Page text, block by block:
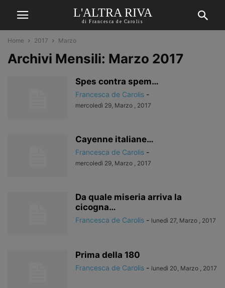
L'ALTRA RIVA
di Francesca de Carolis
Home 2017 Marzo
Archivi Mensili: Marzo 2017
Spes contra spem…
Francesca de Carolis -
mercoledì 29, Marzo , 2017
Cayenne italiane…
Francesca de Carolis -
mercoledì 29, Marzo , 2017
Da quale miseria arriva la
cicogna…
Francesca de Carolis - lunedì 27, Marzo , 2017
Prima della 180
Francesca de Carolis - lunedì 20, Marzo , 2017